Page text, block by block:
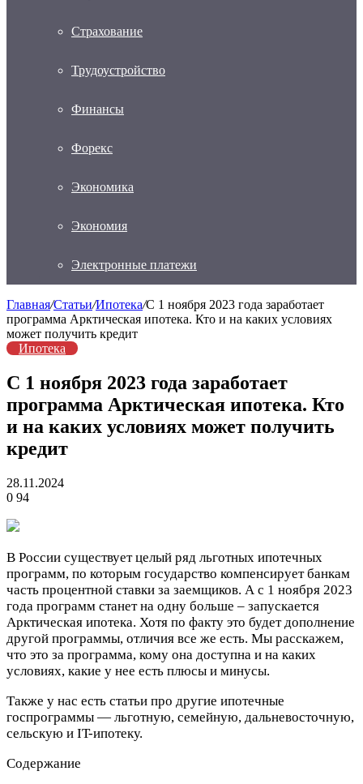
Страхование
Трудоустройство
Финансы
Форекс
Экономика
Экономия
Электронные платежи
Главная/Статьи/Ипотека/С 1 ноября 2023 года заработает
программа Арктическая ипотека. Кто и на каких условиях
может получить кредит
Ипотека
С 1 ноября 2023 года заработает
программа Арктическая ипотека. Кто
и на каких условиях может получить
кредит
28.11.2024
0 94
В России существует целый ряд льготных ипотечных
программ, по которым государство компенсирует банкам
часть процентной ставки за заемщиков. А с 1 ноября 2023
года программ станет на одну больше – запускается
Арктическая ипотека. Хотя по факту это будет дополнение
другой программы, отличия все же есть. Мы расскажем,
что это за программа, кому она доступна и на каких
условиях, какие у нее есть плюсы и минусы.
Также у нас есть статьи про другие ипотечные
госпрограммы — льготную, семейную, дальневосточную,
сельскую и IT-ипотеку.
Содержание